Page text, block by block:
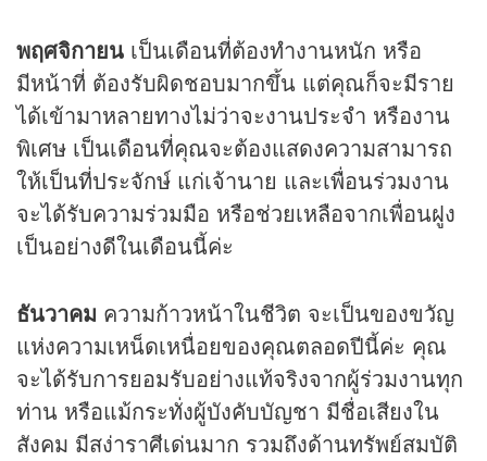
พฤศจิกายน เป็นเดือนที่ต้องทำงานหนัก หรือ
มีหน้าที่ ต้องรับผิดชอบมากขึ้น แต่คุณก็จะมีราย
ได้เข้ามาหลายทางไม่ว่าจะงานประจำ หรืองาน
พิเศษ เป็นเดือนที่คุณจะต้องแสดงความสามารถ
ให้เป็นที่ประจักษ์ แก่เจ้านาย และเพื่อนร่วมงาน
จะได้รับความร่วมมือ หรือช่วยเหลือจากเพื่อนฝูง
เป็นอย่างดีในเดือนนี้ค่ะ
ธันวาคม ความก้าวหน้าในชีวิต จะเป็นของขวัญ
แห่งความเหน็ดเหนื่อยของคุณตลอดปีนี้ค่ะ คุณ
จะได้รับการยอมรับอย่างแท้จริงจากผู้ร่วมงานทุก
ท่าน หรือแม้กระทั่งผู้บังคับบัญชา มีชื่อเสียงใน
สังคม มีสง่าราศีเด่นมาก รวมถึงด้านทรัพย์สมบัติ